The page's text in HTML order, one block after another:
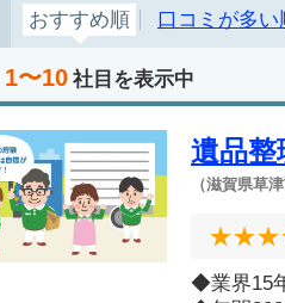
おすすめ順 口コミが多い
1〜10 社目を表示中
遺品
（滋賀県草
◆業界15